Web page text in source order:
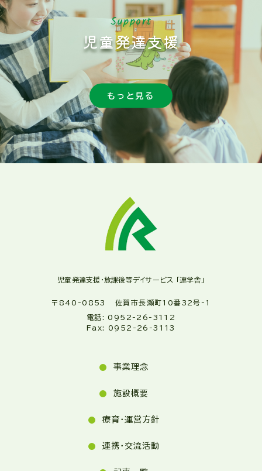
Support
児童発達支援
もっと見る
児童発達支援・放課後等デイサービス 「連学舎」
〒840-0853 佐賀市長瀬町10番32号-1
電話: 0952-26-3112
Fax: 0952-26-3113
事業理念
施設概要
療育・運営方針
連携・交流活動